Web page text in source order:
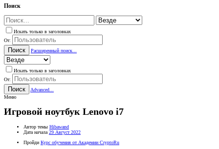
Поиск
Искать только в заголовках
От:
Поиск Расширенный поиск...
Искать только в заголовках
От:
Поиск
Advanced...
Меню
Игровой ноутбук Lenovo i7
Автор темы Hibawand
Дата начала 29 Август 2022
Пройди Курс обучения от Академии CryptoRu